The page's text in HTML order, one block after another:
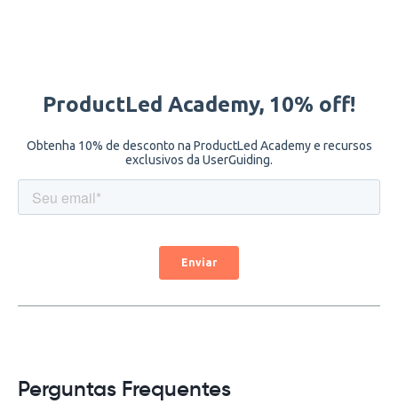
Perguntas Frequentes